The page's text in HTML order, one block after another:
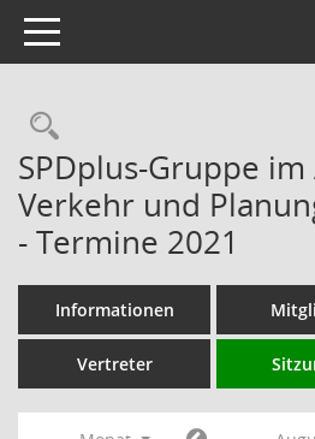
Toggle navigation
Rechercheauswahl
SPDplus-Gruppe
Verkehr und
- Termine 2021
Informationen
Vertreter